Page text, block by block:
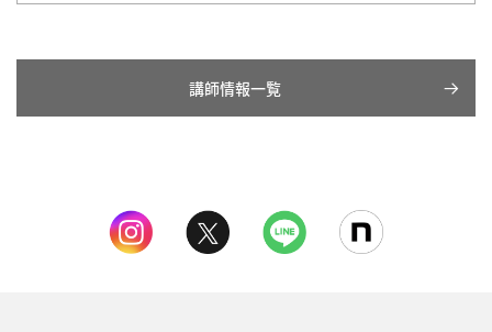
講師情報一覧